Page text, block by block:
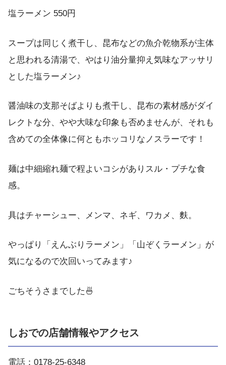
塩ラーメン 550円
スープは同じく煮干し、昆布などの魚介乾物系が主体
と思われる清湯で、やはり油分量抑え気味なアッサリ
とした塩ラーメン♪
醤油味の支那そばよりも煮干し、昆布の素材感がダイ
レクトな分、やや大味な印象も否めませんが、それも
含めての全体像に何ともホッコリなノスラーです！
麺は中細縮れ麺で程よいコシがありスル・プチな食
感。
具はチャーシュー、メンマ、ネギ、ワカメ、麩。
やっぱり「えんぶりラーメン」「山ぞくラーメン」が
気になるので次回いってみます♪
ごちそうさまでした🍜
しおでの店舗情報やアクセス
電話：0178-25-6348